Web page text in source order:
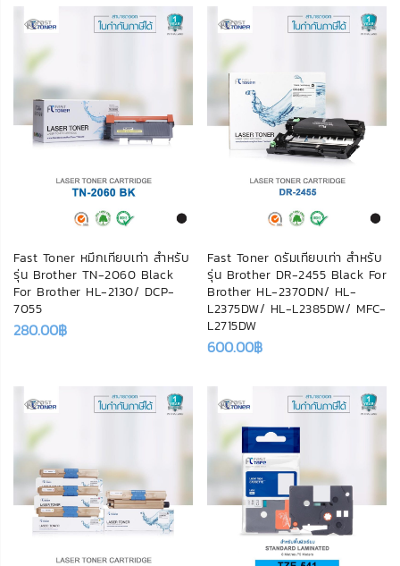
Fast Toner หมึกเทียบเท่า สำหรับ
รุ่น Brother TN-2060 Black
For Brother HL-2130/ DCP-
7055
280.00฿
Fast Toner ดรัมเทียบเท่า สำหรับ
รุ่น Brother DR-2455 Black For
Brother HL-2370DN/ HL-
L2375DW/ HL-L2385DW/ MFC-
L2715DW
600.00฿